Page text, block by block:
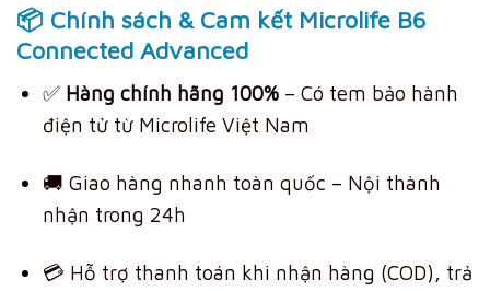
📦 Chính sách & Cam kết Microlife B6
Connected Advanced
✅ Hàng chính hãng 100% – Có tem bảo hành
điện tử từ Microlife Việt Nam
🚚 Giao hàng nhanh toàn quốc – Nội thành
nhận trong 24h
💳 Hỗ trợ thanh toán khi nhận hàng (COD), trả